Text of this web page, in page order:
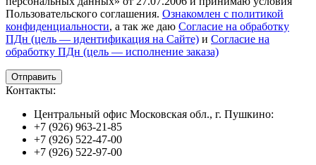
Пользовательского соглашения. Ознакомлен с политикой
конфиденциальности, а так же даю Согласие на обработку
ПДн (цель — идентификация на Сайте) и Согласие на
обработку ПДн (цель — исполнение заказа)
Контакты:
Центральный офис Московская обл., г. Пушкино:
+7 (926) 963-21-85
+7 (926) 522-47-00
+7 (926) 522-97-00